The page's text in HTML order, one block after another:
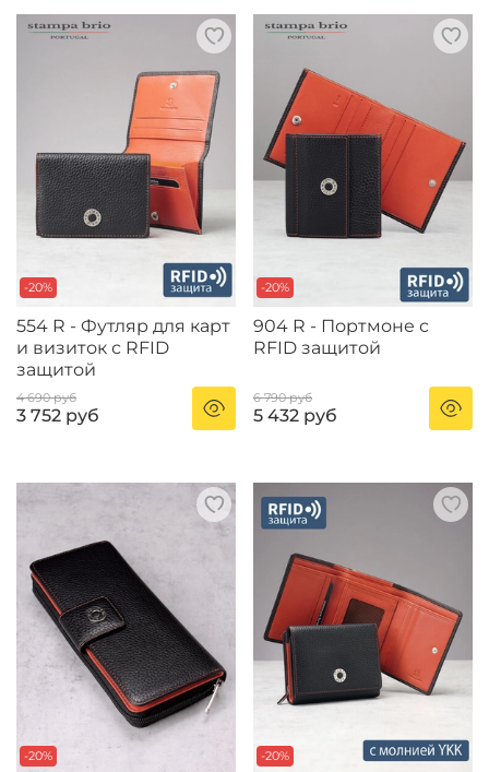
-20%
554 R - Футляр для карт
и визиток с RFID
защитой
4 690 руб
3 752 руб
-20%
904 R - Портмоне с
RFID защитой
6 790 руб
5 432 руб
-20% -20%